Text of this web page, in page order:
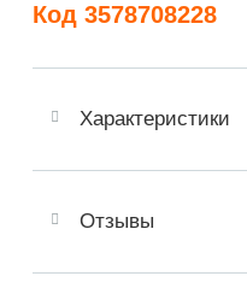
Код 3578708228
Характеристики
Отзывы